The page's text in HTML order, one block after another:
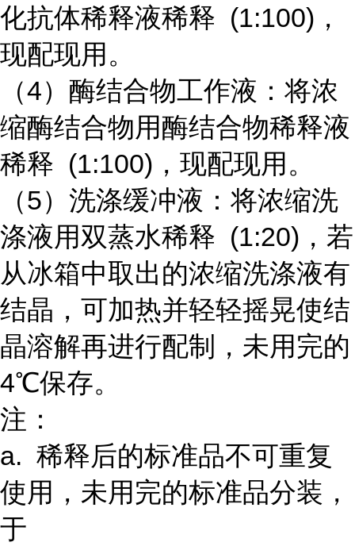
化抗体稀释液稀释 (1:100)，
现配现用。
（4）酶结合物工作液：将浓
缩酶结合物用酶结合物稀释液
稀释 (1:100)，现配现用。
（5）洗涤缓冲液：将浓缩洗
涤液用双蒸水稀释 (1:20)，若
从冰箱中取出的浓缩洗涤液有
结晶，可加热并轻轻摇晃使结
晶溶解再进行配制，未用完的
4℃保存。
注：
a. 稀释后的标准品不可重复
使用，未用完的标准品分装，
于